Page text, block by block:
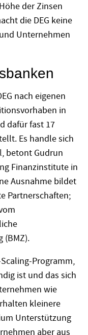
der Zinsen
die DEG keine
Unternehmen
nach eigenen
in
dafür fast 17
Es handle sich
betont Gudrun
Finanzinstitute in
Ausnahme bildet
Partnerschaften;
(BMZ).
Programm,
ist und das sich
wie
kleinere
Unterstützung
aber aus